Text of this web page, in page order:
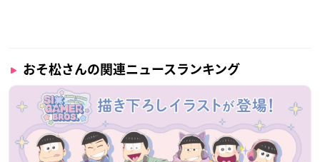
おそ松さんの関連ニュースランキング